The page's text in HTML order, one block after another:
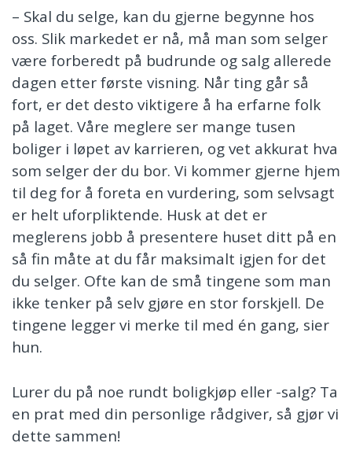
– Skal du selge, kan du gjerne begynne hos
oss. Slik markedet er nå, må man som selger
være forberedt på budrunde og salg allerede
dagen etter første visning. Når ting går så
fort, er det desto viktigere å ha erfarne folk
på laget. Våre meglere ser mange tusen
boliger i løpet av karrieren, og vet akkurat hva
som selger der du bor. Vi kommer gjerne hjem
til deg for å foreta en vurdering, som selvsagt
er helt uforpliktende. Husk at det er
meglerens jobb å presentere huset ditt på en
så fin måte at du får maksimalt igjen for det
du selger. Ofte kan de små tingene som man
ikke tenker på selv gjøre en stor forskjell. De
tingene legger vi merke til med én gang, sier
hun.
Lurer du på noe rundt boligkjøp eller -salg? Ta
en prat med din personlige rådgiver, så gjør vi
dette sammen!